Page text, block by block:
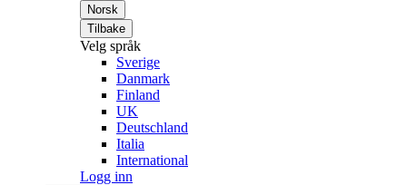
Norsk
Tilbake
Velg språk
Sverige
Danmark
Finland
UK
Deutschland
Italia
International
Logg inn